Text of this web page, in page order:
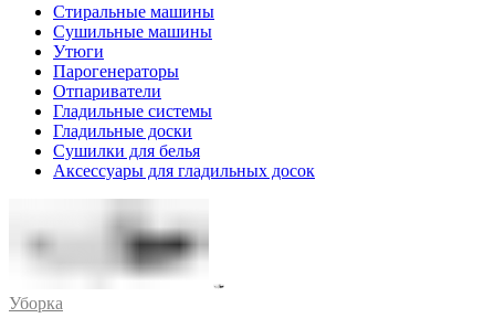
Стиральные машины
Сушильные машины
Утюги
Парогенераторы
Отпариватели
Гладильные системы
Гладильные доски
Сушилки для белья
Аксессуары для гладильных досок
Уборка